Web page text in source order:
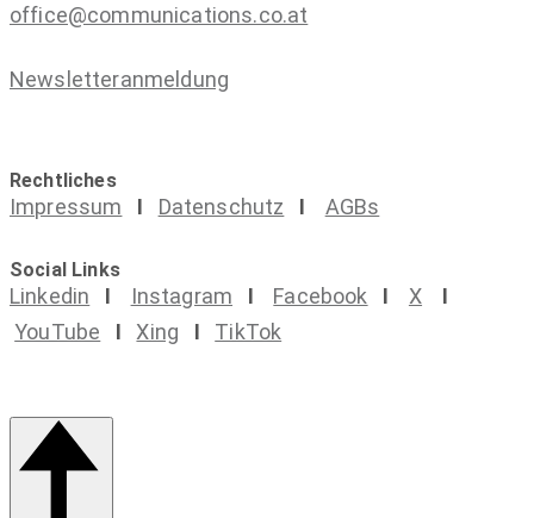
office@communications.co.at
Newsletteranmeldung
Rechtliches
Impressum I Datenschutz I AGBs
Social Links
Linkedin I Instagram I Facebook I X
I
YouTube
I Xing I TikTok